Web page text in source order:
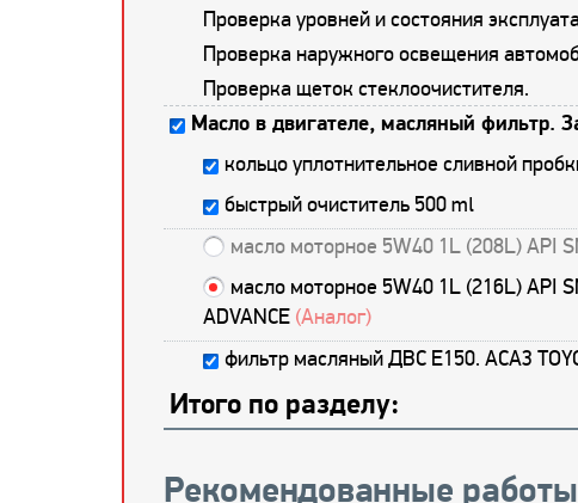
Проверка уровней и состояния
Проверка наружного освещения
Проверка щеток стеклоочистителя.
Масло в двигателе, масляный фильтр.
кольцо уплотнительное сливной
быстрый очиститель 500 ml
масло моторное 5W40 1L (208L) API
масло моторное 5W40 1L (216L) API
ADVANCE (Аналог)
фильтр масляный ДВС E150. ACA3
Итого по разделу:
Рекомендованные